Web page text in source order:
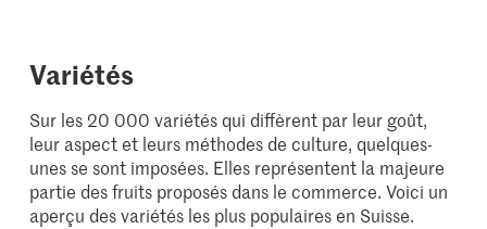
Variétés
Sur les 20 000 variétés qui diffèrent par leur goût,
leur aspect et leurs méthodes de culture, quelques-
unes se sont imposées. Elles représentent la majeure
partie des fruits proposés dans le commerce. Voici un
aperçu des variétés les plus populaires en Suisse.